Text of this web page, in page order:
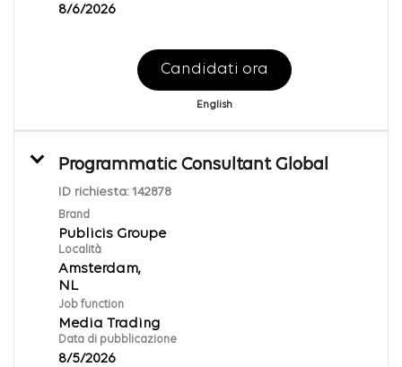
8/6/2026
Candidati ora
English
Programmatic Consultant Global
ID richiesta: 142878
Brand
Publicis Groupe
Località
Amsterdam,
Job function
Media Trading
Data di pubblicazione
8/5/2026